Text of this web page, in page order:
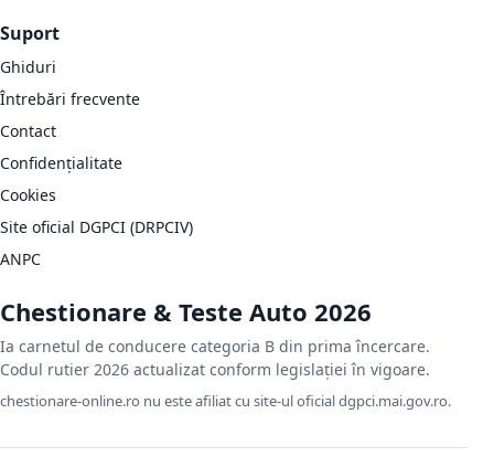
Suport
Ghiduri
Întrebări frecvente
Contact
Confidențialitate
Cookies
Site oficial DGPCI (DRPCIV)
ANPC
Chestionare & Teste Auto 2026
Ia carnetul de conducere categoria B din prima încercare.
Codul rutier 2026 actualizat conform legislației în vigoare.
chestionare-online.ro nu este afiliat cu site-ul oficial dgpci.mai.gov.ro.